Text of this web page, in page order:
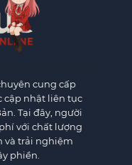
cung cấp
cập nhật liên tục
Tại đây, người
với chất lượng
và trải nghiệm
phiền.